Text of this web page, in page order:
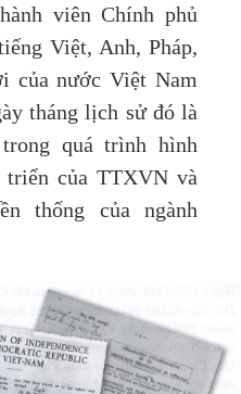
viên Chính phủ
Việt, Anh, Pháp,
của nước Việt Nam
tháng lịch sử đó là
quá trình hình
triển của TTXVN và
thống của ngành